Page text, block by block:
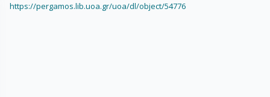
https://pergamos.lib.uoa.gr/uoa/dl/object/54776